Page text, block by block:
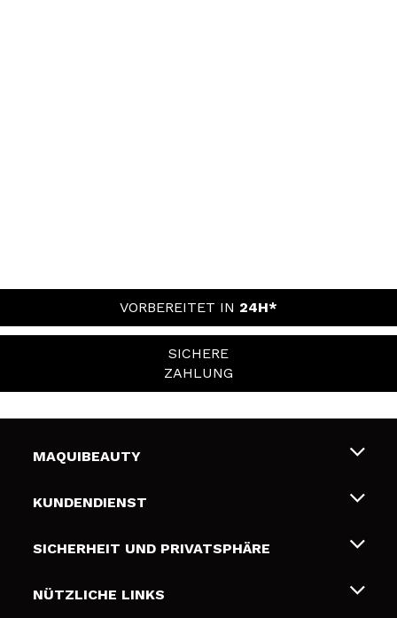
VORBEREITET IN 24H*
SICHERE
ZAHLUNG
MAQUIBEAUTY
Über uns
Geschenkkarten
KUNDENDIENST
Liefer- und Versandkosten
Zahlung
SICHERHEIT UND PRIVATSPHÄRE
Bedingungen und Datenschutz
NÜTZLICHE LINKS